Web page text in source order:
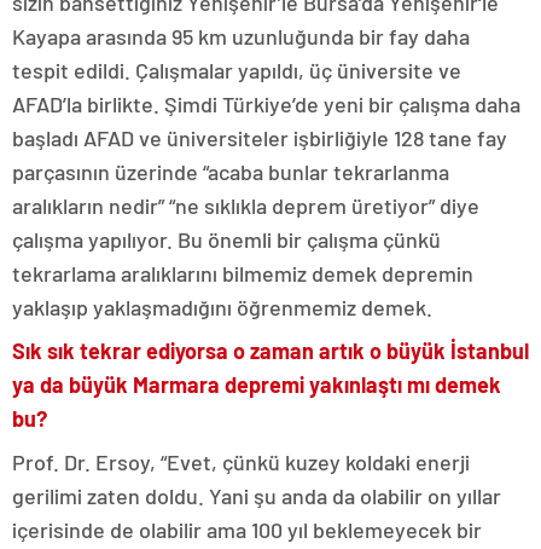
Kayapa arasında 95 km uzunluğunda bir fay daha
tespit edildi. Çalışmalar yapıldı, üç üniversite ve
AFAD’la birlikte. Şimdi Türkiye’de yeni bir çalışma daha
başladı AFAD ve üniversiteler işbirliğiyle 128 tane fay
parçasının üzerinde “acaba bunlar tekrarlanma
aralıkların nedir” “ne sıklıkla deprem üretiyor” diye
çalışma yapılıyor. Bu önemli bir çalışma çünkü
tekrarlama aralıklarını bilmemiz demek depremin
yaklaşıp yaklaşmadığını öğrenmemiz demek.
Sık sık tekrar ediyorsa o zaman artık o büyük İstanbul
ya da büyük Marmara depremi yakınlaştı mı demek
bu?
Prof. Dr. Ersoy, “Evet, çünkü kuzey koldaki enerji
gerilimi zaten doldu. Yani şu anda da olabilir on yıllar
içerisinde de olabilir ama 100 yıl beklemeyecek bir